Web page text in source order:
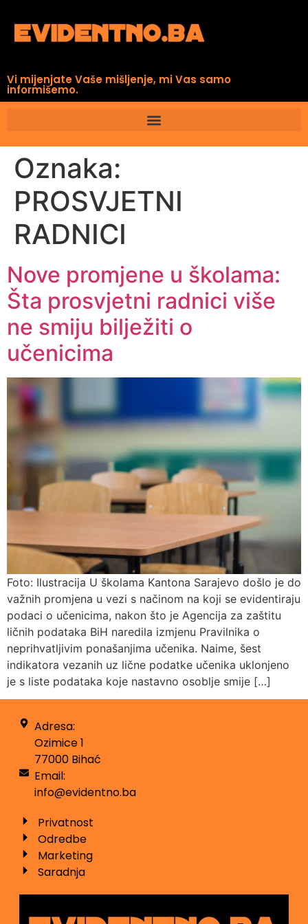
Vi mijenjate Vaše mišljenje, mi Vas samo
informišemo.
Oznaka:
PROSVJETNI
RADNICI
Nove promjene u školama:
Šta prosvjetni radnici više
ne smiju bilježiti o
učenicima
Foto: Ilustracija U školama Kantona Sarajevo došlo je do
važnih promjena u vezi s načinom na koji se evidentiraju
podaci o učenicima, nakon što je Agencija za zaštitu
ličnih podataka BiH naredila izmjenu Pravilnika o
neprihvatljivim ponašanjima učenika. Naime, šest
indikatora vezanih uz lične podatke učenika uklonjeno
je s liste podataka koje nastavno osoblje smije […]
Adresa:
Ozimice 1
77000 Bihać
Email:
info@evidentno.ba
Privatnost
Odredbe
Marketing
Saradnja